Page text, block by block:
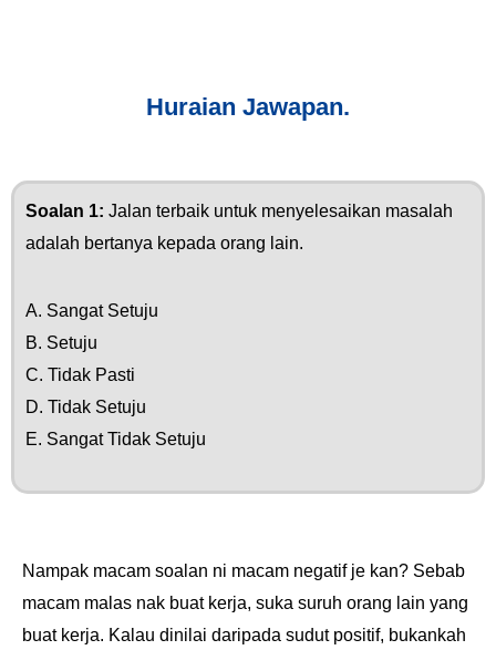
Huraian Jawapan.
Soalan 1: Jalan terbaik untuk menyelesaikan masalah
adalah bertanya kepada orang lain.
A. Sangat Setuju
B. Setuju
C. Tidak Pasti
D. Tidak Setuju
E. Sangat Tidak Setuju
Nampak macam soalan ni macam negatif je kan? Sebab
macam malas nak buat kerja, suka suruh orang lain yang
buat kerja. Kalau dinilai daripada sudut positif, bukankah